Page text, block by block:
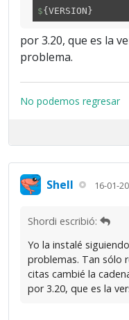
${VERSION}
por 3.20, que es la
problema.
No podemos regresar
Shell 16-01-
Shordi escribió:
Yo la instalé
problemas. Tan sólo
citas cambié la
por 3.20, que es la